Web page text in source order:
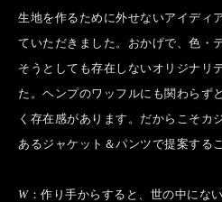
生地を作るために外せないアイディ
ていただきました。おかげで、色・
そうとしても存在しないオリジナリ
た。ヘンプのワッフルにも関わらず
く存在感があります。だからこそカ
あるジャケット＆パンツで提案する
W：作り手からすると、世の中にな